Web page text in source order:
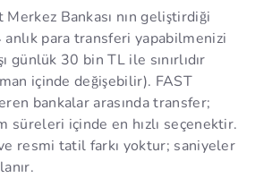
Bankası nın geliştirdiği
para transferi yapabilmenizi
günlük 30 bin TL ile sınırlıdır
içinde değişebilir). FAST
bankalar arasında transfer;
süreleri içinde en hızlı seçenektir.
resmi tatil farkı yoktur; saniyeler